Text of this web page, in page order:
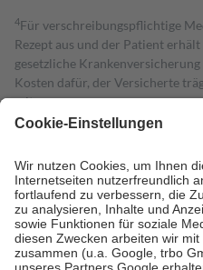
4Für verschreibungspflichtige
Rezept aus und der Patient
gesetzliche
Kosten dafür, der Versicherte
mit.
Grundsätzlich leisten Mitglieder
höchstens zehn Euro.
Es sind
Kosten der Leistung zu
Diese Regeln gelten
Bei Heilmitteln und häuslicher
Zuzahlung zehn Prozent der
Verordnung.